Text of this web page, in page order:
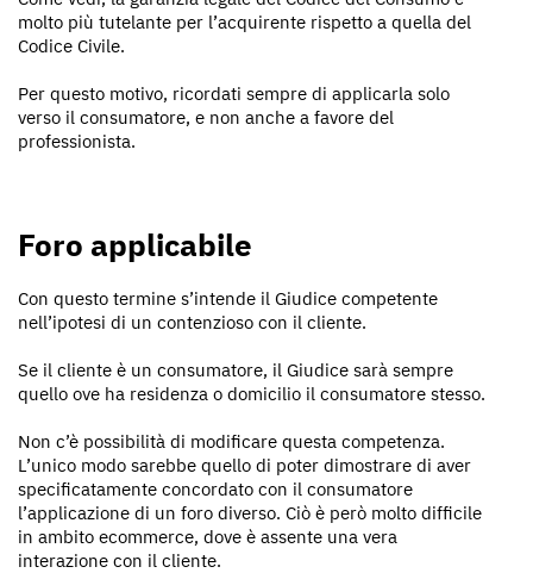
molto più tutelante per l’acquirente rispetto a quella del
Codice Civile.
Per questo motivo, ricordati sempre di applicarla solo
verso il consumatore, e non anche a favore del
professionista.
Foro applicabile
Con questo termine s’intende il Giudice competente
nell’ipotesi di un contenzioso con il cliente.
Se il cliente è un consumatore, il Giudice sarà sempre
quello ove ha residenza o domicilio il consumatore stesso.
Non c’è possibilità di modificare questa competenza.
L’unico modo sarebbe quello di poter dimostrare di aver
specificatamente concordato con il consumatore
l’applicazione di un foro diverso. Ciò è però molto difficile
in ambito ecommerce, dove è assente una vera
interazione con il cliente.